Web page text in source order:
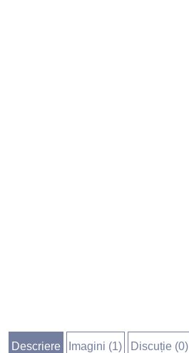
Descriere Imagini (1) Discuție (0)